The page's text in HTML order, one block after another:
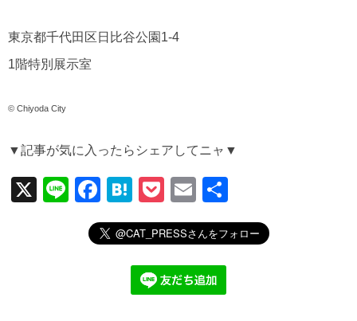
東京都千代田区日比谷公園1-4
1階特別展示室
© Chiyoda City
▼記事が気に入ったらシェアしてニャ▼
X
Li
F
a
c
H
at
e
n
a
P
o
ck
et
E
m
ail
有